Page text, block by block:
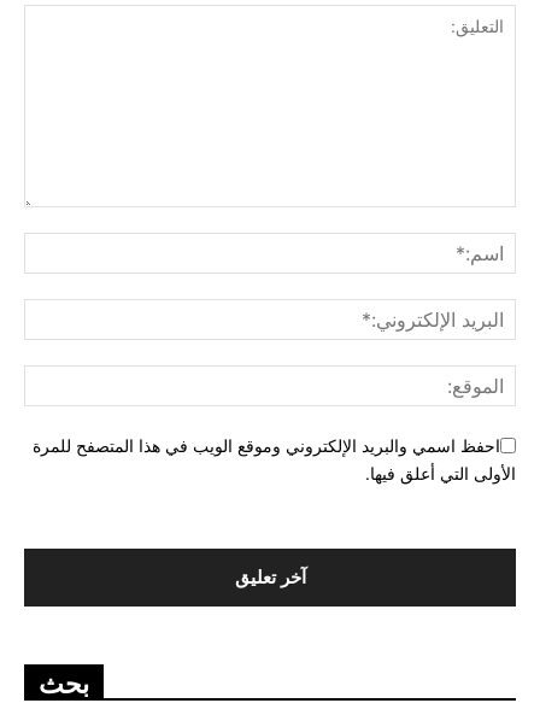
احفظ اسمي والبريد الإلكتروني وموقع الويب في هذا المتصفح للمرة
الأولى التي أعلق فيها.
بحث